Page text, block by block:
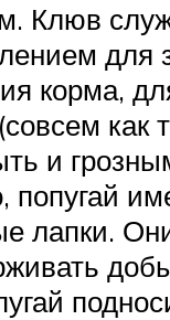
Клюв
для
корма,
как
и
попугай
лапки.